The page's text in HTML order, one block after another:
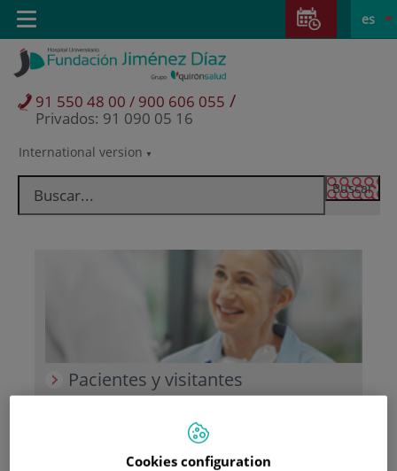
Saltar al contenido
Saltar
contenido
Selector
idioma
activo
es
International version
91 550 48 00 / 900 606 055 /
Privados: 91 090 05 16
Toggle
navigation
Pacientes y visitantes
Cookies configuration